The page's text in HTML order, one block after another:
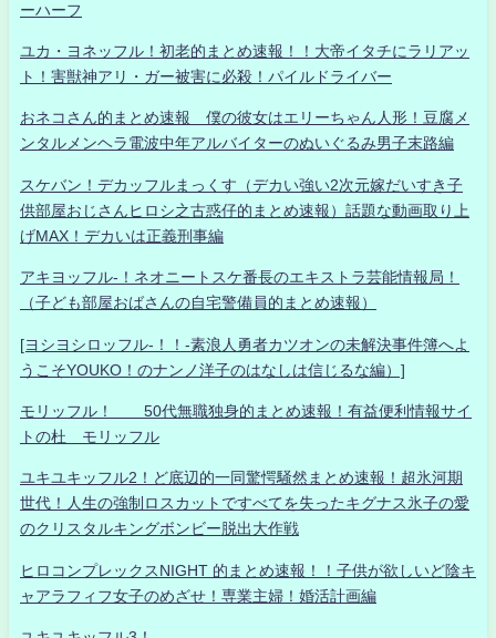
ーハーフ
ユカ・ヨネッフル！初老的まとめ速報！！大帝イタチにラリアッ
ト！害獣神アリ・ガー被害に必殺！パイルドライバー
おネコさん的まとめ速報 僕の彼女はエリーちゃん人形！豆腐メ
ンタルメンヘラ電波中年アルバイターのぬいぐるみ男子末路編
スケバン！デカッフルまっくす（デカい強い2次元嫁だいすき子
供部屋おじさんヒロシ之古惑仔的まとめ速報）話題な動画取り上
げMAX！デカいは正義刑事編
アキヨッフル-！ネオニートスケ番長のエキストラ芸能情報局！
（子ども部屋おばさんの自宅警備員的まとめ速報）
[ヨシヨシロッフル-！！-素浪人勇者カツオンの未解決事件簿へよ
うこそYOUKO！のナンノ洋子のはなしは信じるな編）]
モリッフル！ 50代無職独身的まとめ速報！有益便利情報サイ
トの杜 モリッフル
ユキユキッフル2！ど底辺的一同驚愕騒然まとめ速報！超氷河期
世代！人生の強制ロスカットですべてを失ったキグナス氷子の愛
のクリスタルキングボンビー脱出大作戦
ヒロコンプレックスNIGHT 的まとめ速報！！子供が欲しいど陰キ
ャアラフィフ女子のめざせ！専業主婦！婚活計画編